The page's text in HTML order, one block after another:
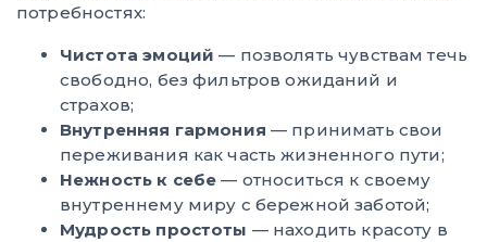
потребностях:
Чистота эмоций — позволять чувствам течь
свободно, без фильтров ожиданий и
страхов;
Внутренняя гармония — принимать свои
переживания как часть жизненного пути;
Нежность к себе — относиться к своему
внутреннему миру с бережной заботой;
Мудрость простоты — находить красоту в